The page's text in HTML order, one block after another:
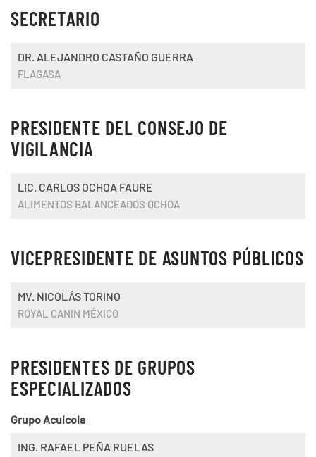
SECRETARIO
DR. ALEJANDRO CASTAÑO GUERRA
FLAGASA
PRESIDENTE DEL CONSEJO DE
VIGILANCIA
LIC. CARLOS OCHOA FAURE
ALIMENTOS BALANCEADOS OCHOA
VICEPRESIDENTE DE ASUNTOS PÚBLICOS
MV. NICOLÁS TORINO
ROYAL CANIN MÉXICO
PRESIDENTES DE GRUPOS
ESPECIALIZADOS
Grupo Acuícola
ING. RAFAEL PEÑA RUELAS